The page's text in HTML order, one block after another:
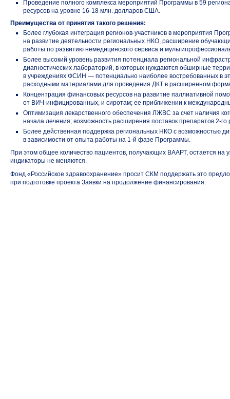
Проведение полного комплекса мероприятий Программы в 59
ресурсов на уровне 16-18 млн. долларов США.
Преимущества от принятия такого решения:
Более глубокая интеграция регионов-участников в мероприятия
на развитие деятельности региональных НКО, расширение
работы по развитию немедицинского сервиса и
Более высокий уровень развития потенциала региональной
диагностических лабораторий, в которых нуждаются обширные
в учреждениях ФСИН — потенциально наиболее востребованных в
расходными материалами для проведения ДКТ в расширенном
Концентрация финансовых ресурсов на развитие паллиативной
от ВИЧ-инфицированных, и сиротам; ее приближении к
Оптимизация лекарственного обеспечения ЛЖВС за счет наличия
начала лечения; возможность расширения поставок препаратов 2-го
Более действенная поддержка региональных НКО с возможностью
в зависимости от опыта работы на 1-й фазе Программы.
При этом общее количество пациентов, получающих ВААРТ, остается на
индикаторы не меняются.
Фонд «Российское здравоохранение» просит СКМ поддержать это
при подготовке проекта Заявки на продолжение финансирования.